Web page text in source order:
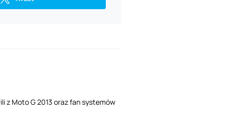
z Moto G 2013 oraz fan systemów